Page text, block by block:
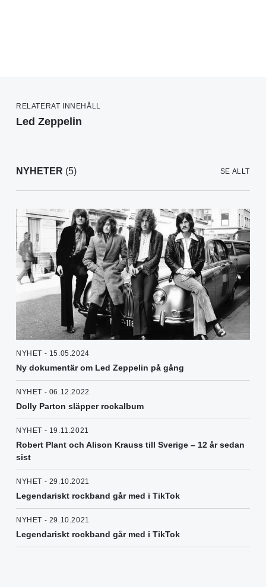
RELATERAT INNEHÅLL
Led Zeppelin
NYHETER (5) SE ALLT
NYHET - 15.05.2024
Ny dokumentär om Led Zeppelin på gång
NYHET - 06.12.2022
Dolly Parton släpper rockalbum
NYHET - 19.11.2021
Robert Plant och Alison Krauss till Sverige – 12 år sedan
sist
NYHET - 29.10.2021
Legendariskt rockband går med i TikTok
NYHET - 29.10.2021
Legendariskt rockband går med i TikTok